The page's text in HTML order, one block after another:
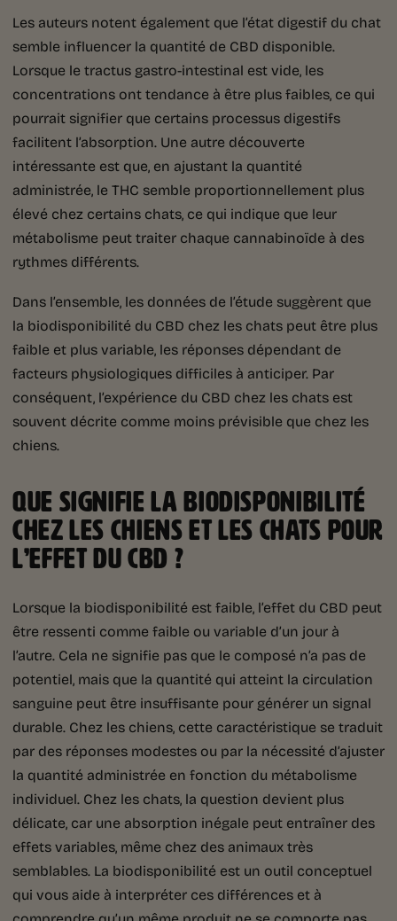
Les auteurs notent également que l’état digestif du chat
semble influencer la quantité de CBD disponible.
Lorsque le tractus gastro-intestinal est vide, les
concentrations ont tendance à être plus faibles, ce qui
pourrait signifier que certains processus digestifs
facilitent l’absorption. Une autre découverte
intéressante est que, en ajustant la quantité
administrée, le THC semble proportionnellement plus
élevé chez certains chats, ce qui indique que leur
métabolisme peut traiter chaque cannabinoïde à des
rythmes différents.
Dans l’ensemble, les données de l’étude suggèrent que
la biodisponibilité du CBD chez les chats peut être plus
faible et plus variable, les réponses dépendant de
facteurs physiologiques difficiles à anticiper. Par
conséquent, l’expérience du CBD chez les chats est
souvent décrite comme moins prévisible que chez les
chiens.
QUE SIGNIFIE LA BIODISPONIBILITÉ
CHEZ LES CHIENS ET LES CHATS POUR
L’EFFET DU CBD ?
Lorsque la biodisponibilité est faible, l’effet du CBD peut
être ressenti comme faible ou variable d’un jour à
l’autre. Cela ne signifie pas que le composé n’a pas de
potentiel, mais que la quantité qui atteint la circulation
sanguine peut être insuffisante pour générer un signal
durable. Chez les chiens, cette caractéristique se traduit
par des réponses modestes ou par la nécessité d’ajuster
la quantité administrée en fonction du métabolisme
individuel. Chez les chats, la question devient plus
délicate, car une absorption inégale peut entraîner des
effets variables, même chez des animaux très
semblables. La biodisponibilité est un outil conceptuel
qui vous aide à interpréter ces différences et à